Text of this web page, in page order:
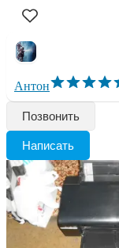
Антон
Позвонить
Написать